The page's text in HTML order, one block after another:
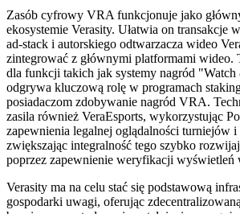
Zasób cyfrowy VRA funkcjonuje jako
ekosystemie Verasity. Ułatwia on transakcje
ad-stack i autorskiego odtwarzacza wideo
zintegrować z głównymi platformami wideo.
dla funkcji takich jak systemy nagród
odgrywa kluczową rolę w programach
posiadaczom zdobywanie nagród VRA.
zasila również VeraEsports, wykorzystując
zapewnienia legalnej oglądalności turniejów
zwiększając integralność tego szybko
poprzez zapewnienie weryfikacji wyświetleń
Verasity ma na celu stać się podstawową
gospodarki uwagi, oferując